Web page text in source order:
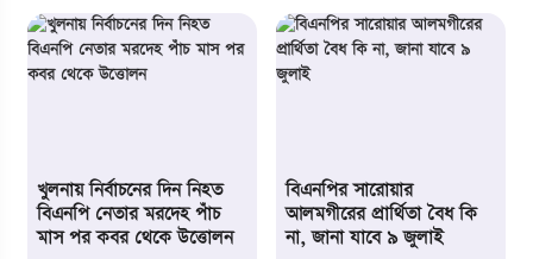
খুলনায় নির্বাচনের দিন নিহত
বিএনপি নেতার মরদেহ পাঁচ
মাস পর কবর থেকে উত্তোলন
বিএনপির সারোয়ার
আলমগীরের প্রার্থিতা বৈধ কি
না, জানা যাবে ৯ জুলাই